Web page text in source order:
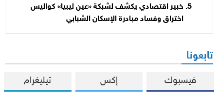
خبير اقتصادي يكشف لشبكة «عين ليبيا» كواليس
اختراق وفساد مبادرة الإسكان الشبابي
تابعونا
فيسبوك إكس تيليغرام